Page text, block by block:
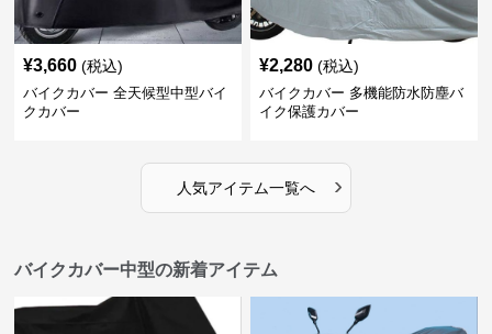
¥3,660 (税込)
バイクカバー 全天候型中型バイ
クカバー
¥2,280 (税込)
バイクカバー 多機能防水防塵バ
イク保護カバー
人気アイテム一覧へ ›
バイクカバー中型の新着アイテム